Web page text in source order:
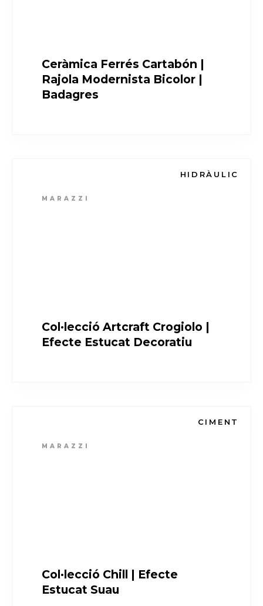
Ceràmica Ferrés Cartabón |
Rajola Modernista Bicolor |
Badagres
HIDRÀULIC
MARAZZI
Col·lecció Artcraft Crogiolo |
Efecte Estucat Decoratiu
CIMENT
MARAZZI
Col·lecció Chill | Efecte
Estucat Suau